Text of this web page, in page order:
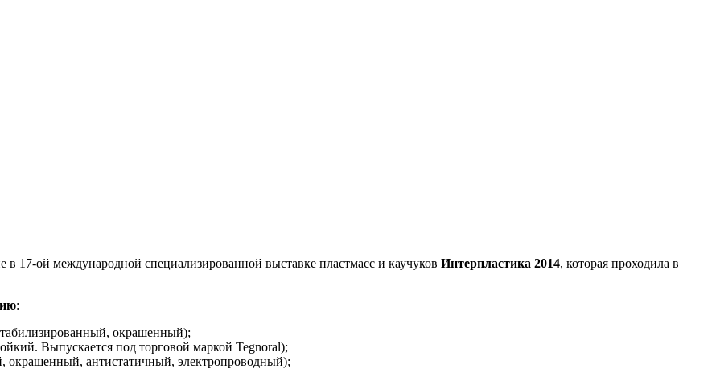
17-ой международной специализированной выставке пластмасс и каучуков Интерпластика 2014, которая проходила в
:
окрашенный);
Выпускается под торговой маркой Tegnoral);
антистатичный, электропроводный);